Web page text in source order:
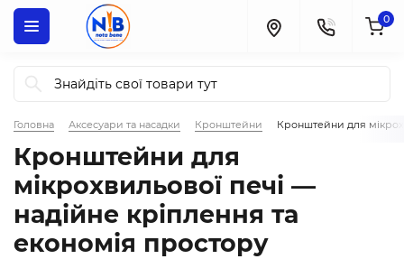
0
Головна Аксесуари та насадки Кронштейни Кронштейни для
Кронштейни для
мікрохвильової печі —
надійне кріплення та
економія простору